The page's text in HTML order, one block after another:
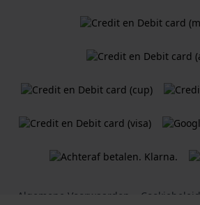
Algemene Voorwaarden Cookiebeleid